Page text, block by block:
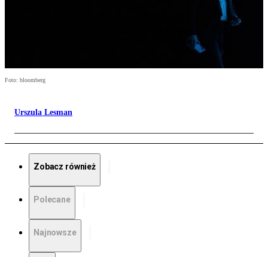
Foto: bloomberg
Urszula Lesman
Zobacz również
Polecane
Najnowsze